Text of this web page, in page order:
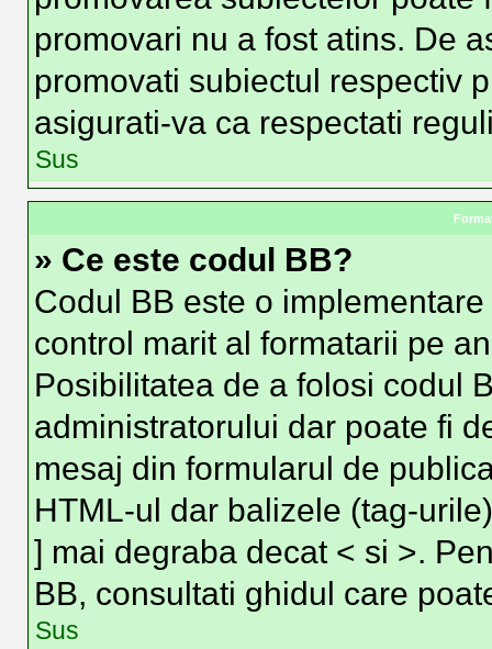
promovari nu a fost atins. De
promovati subiectul respectiv
asigurati-va ca respectati
Sus
» Ce este codul BB?
Codul BB este o
control marit al formatarii pe
Posibilitatea de a folosi codul
administratorului dar poate fi
mesaj din formularul de
HTML-ul dar balizele (tag-
] mai degraba decat < si >.
BB, consultati ghidul care
Sus